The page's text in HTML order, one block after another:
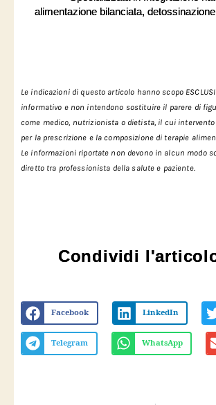
alimentazione bilanciata,
Le indicazioni di questo articolo hanno scopo
informativo e non intendono sostituire il parere di
come medico, nutrizionista o dietista, il cui
per la prescrizione e la composizione di terapie
Le informazioni riportate non devono in alcun modo
diretto tra professionista della salute e paziente.
Condividi
Facebook LinkedIn
Telegram WhatsApp